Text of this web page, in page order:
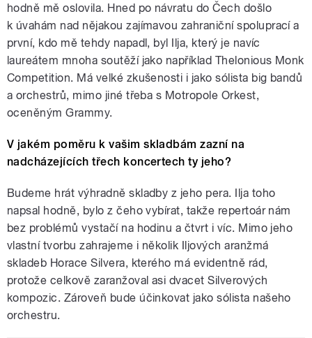
hodně mě oslovila. Hned po návratu do Čech došlo
k úvahám nad nějakou zajímavou zahraniční spoluprací a
první, kdo mě tehdy napadl, byl Ilja, který je navíc
laureátem mnoha soutěží jako například Thelonious Monk
Competition. Má velké zkušenosti i jako sólista big bandů
a orchestrů, mimo jiné třeba s Motropole Orkest,
oceněným Grammy.
V jakém poměru k vašim skladbám zazní na
nadcházejících třech koncertech ty jeho?
Budeme hrát výhradně skladby z jeho pera. Ilja toho
napsal hodně, bylo z čeho vybírat, takže repertoár nám
bez problémů vystačí na hodinu a čtvrt i víc. Mimo jeho
vlastní tvorbu zahrajeme i několik Iljových aranžmá
skladeb Horace Silvera, kterého má evidentně rád,
protože celkově zaranžoval asi dvacet Silverových
kompozic. Zároveň bude účinkovat jako sólista našeho
orchestru.